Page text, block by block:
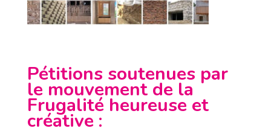
Pétitions soutenues par
le mouvement de la
Frugalité heureuse et
créative :